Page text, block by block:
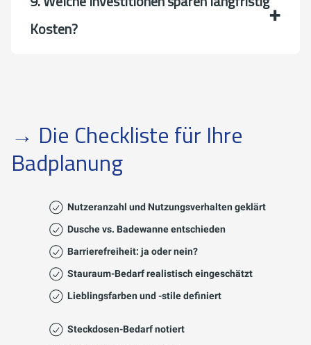
Kosten?
→ Die Checkliste für Ihre
Badplanung
Nutzeranzahl und Nutzungsverhalten geklärt
Dusche vs. Badewanne entschieden
Barrierefreiheit: ja oder nein?
Stauraum-Bedarf realistisch eingeschätzt
Lieblingsfarben und -stile definiert
Steckdosen-Bedarf notiert